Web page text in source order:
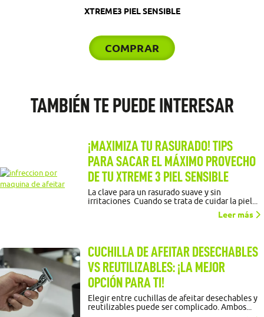
XTREME3 PIEL SENSIBLE
COMPRAR
TAMBIÉN TE PUEDE INTERESAR
¡MAXIMIZA TU RASURADO! TIPS
PARA SACAR EL MÁXIMO PROVECHO
DE TU XTREME 3 PIEL SENSIBLE
La clave para un rasurado suave y sin
irritaciones Cuando se trata de cuidar la piel...
Leer más
CUCHILLA DE AFEITAR DESECHABLES
VS REUTILIZABLES: ¡LA MEJOR
OPCIÓN PARA TI!
Elegir entre cuchillas de afeitar desechables y
reutilizables puede ser complicado. Ambos...